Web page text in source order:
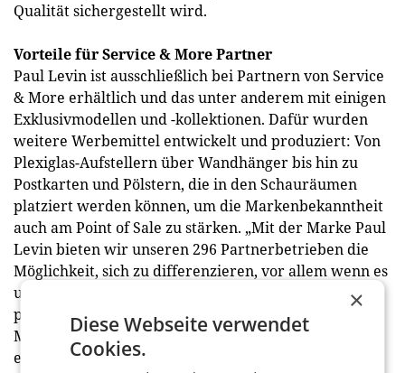
Qualität sichergestellt wird.
Vorteile für Service & More Partner
Paul Levin ist ausschließlich bei Partnern von Service
& More erhältlich und das unter anderem mit einigen
Exklusivmodellen und -kollektionen. Dafür wurden
weitere Werbemittel entwickelt und produziert: Von
Plexiglas-Aufstellern über Wandhänger bis hin zu
Postkarten und Pölstern, die in den Schauräumen
platziert werden können, um die Markenbekanntheit
auch am Point of Sale zu stärken. „Mit der Marke Paul
Levin bieten wir unseren 296 Partnerbetrieben die
Möglichkeit, sich zu differenzieren, vor allem wenn es
um den direkten Preisvergleich geht. Zugleich
profitieren unsere Händler von den gemeinsamen
Maßnahmen, die wir für unsere Eigenmarke
entwickelt haben“, ist Andreas Schwaiger überzeugt.
×
Diese Webseite verwendet
Cookies.